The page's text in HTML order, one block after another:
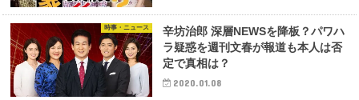
時事・ニュース
辛坊治郎 深層NEWSを降板？パワハ
ラ疑惑を週刊文春が報道も本人は否
定で真相は？
2020.01.08